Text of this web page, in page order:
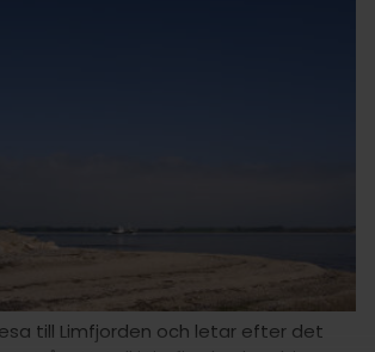
till Limfjorden och letar efter det